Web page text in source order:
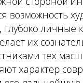
возможность
личные
их
тех
характер